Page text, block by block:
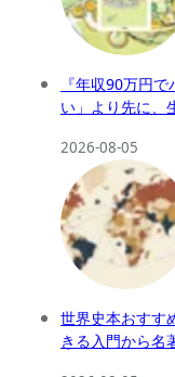
『年収90万円
い」より先に、
2026-08-05
世界史本おすす
きる入門から名